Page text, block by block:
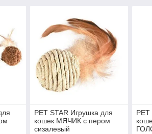
PET STAR Игрушка для
кошек МЯЧИК с пером
сизалевый
PET